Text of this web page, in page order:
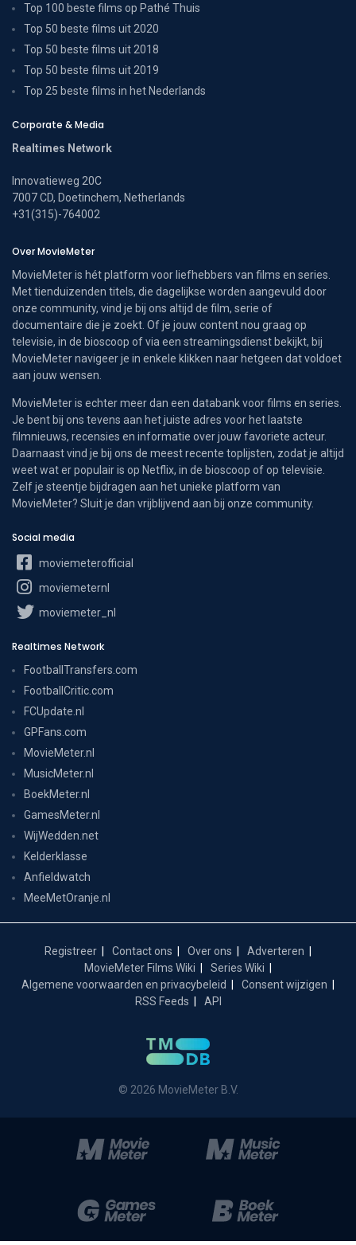
Top 100 beste films op Pathé Thuis
Top 50 beste films uit 2020
Top 50 beste films uit 2018
Top 50 beste films uit 2019
Top 25 beste films in het Nederlands
Corporate & Media
Realtimes Network
Innovatieweg 20C
7007 CD, Doetinchem, Netherlands
+31(315)-764002
Over MovieMeter
MovieMeter is hét platform voor liefhebbers van films en series.
Met tienduizenden titels, die dagelijkse worden aangevuld door
onze community, vind je bij ons altijd de film, serie of
documentaire die je zoekt. Of je jouw content nou graag op
televisie, in de bioscoop of via een streamingsdienst bekijkt, bij
MovieMeter navigeer je in enkele klikken naar hetgeen dat voldoet
aan jouw wensen.
MovieMeter is echter meer dan een databank voor films en series.
Je bent bij ons tevens aan het juiste adres voor het laatste
filmnieuws, recensies en informatie over jouw favoriete acteur.
Daarnaast vind je bij ons de meest recente toplijsten, zodat je altijd
weet wat er populair is op Netflix, in de bioscoop of op televisie.
Zelf je steentje bijdragen aan het unieke platform van
MovieMeter? Sluit je dan vrijblijvend aan bij onze community.
Social media
moviemeterofficial
moviemeternl
moviemeter_nl
Realtimes Network
FootballTransfers.com
FootballCritic.com
FCUpdate.nl
GPFans.com
MovieMeter.nl
MusicMeter.nl
BoekMeter.nl
GamesMeter.nl
WijWedden.net
Kelderklasse
Anfieldwatch
MeeMetOranje.nl
Registreer Contact ons Over ons
Adverteren
MovieMeter Films Wiki
Series Wiki
Algemene voorwaarden en privacybeleid
Consent wijzigen
RSS Feeds
API
© 2026 MovieMeter B.V.